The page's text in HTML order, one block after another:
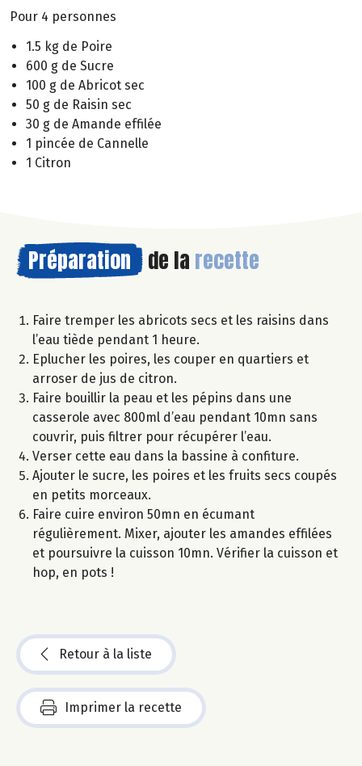
Pour 4 personnes
1.5 kg de Poire
600 g de Sucre
100 g de Abricot sec
50 g de Raisin sec
30 g de Amande effilée
1 pincée de Cannelle
1 Citron
Préparation de la recette
Faire tremper les abricots secs et les raisins dans
l’eau tiède pendant 1 heure.
Eplucher les poires, les couper en quartiers et
arroser de jus de citron.
Faire bouillir la peau et les pépins dans une
casserole avec 800ml d’eau pendant 10mn sans
couvrir, puis filtrer pour récupérer l’eau.
Verser cette eau dans la bassine à confiture.
Ajouter le sucre, les poires et les fruits secs coupés
en petits morceaux.
Faire cuire environ 50mn en écumant
régulièrement. Mixer, ajouter les amandes effilées
et poursuivre la cuisson 10mn. Vérifier la cuisson et
hop, en pots !
Retour à la liste
Imprimer la recette